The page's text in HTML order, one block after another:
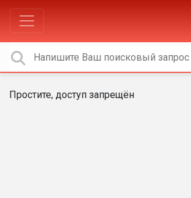
Простите, доступ запрещён